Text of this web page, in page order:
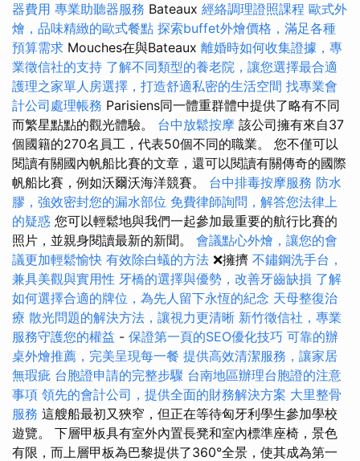
器費用 專業助聽器服務 Bateaux 經絡調理證照課程 歐式外
燴，品味精緻的歐式餐點 探索buffet外燴價格，滿足各種
預算需求 Mouches在與Bateaux 離婚時如何收集證據，專
業徵信社的支持 了解不同類型的養老院，讓您選擇最合適
護理之家單人房選擇，打造舒適私密的生活空間 找專業會
計公司處理帳務 Parisiens同一體重群體中提供了略有不同
而繁星點點的觀光體驗。 台中放鬆按摩 該公司擁有來自37
個國籍的270名員工，代表50個不同的職業。 您不僅可以
閱讀有關國內帆船比賽的文章，還可以閱讀有關傳奇的國際
帆船比賽，例如沃爾沃海洋競賽。 台中排毒按摩服務 防水
膠，強效密封您的漏水部位 免費律師詢問，解答您法律上
的疑惑 您可以輕鬆地與我們一起參加最重要的航行比賽的
照片，並親身閱讀最新的新聞。 會議點心外燴，讓您的會
議更加輕鬆愉快 有效除白蟻的方法 ❌擁擠 不鏽鋼洗手台，
兼具美觀與實用性 牙橋的選擇與優勢，改善牙齒缺損 了解
如何選擇合適的牌位，為先人留下永恆的紀念 天母整復治
療 散光問題的解決方法，讓視力更清晰 新竹徵信社，專業
服務守護您的權益 - 保證第一頁的SEO優化技巧 可靠的辦
桌外燴推薦，完美呈現每一餐 提供高效清潔服務，讓家居
無瑕疵 台胞證申請的完整步驟 台南地區辦理台胞證的注意
事項 領先的會計公司，提供全面的財務解決方案 大里整骨
服務 這艘船最初又狹窄，但正在等待匈牙利學生參加學校
遊覽。 下層甲板具有室外內置長凳和室內標準座椅，景色
有限，而上層甲板為巴黎提供了360°全景，使其成為第一